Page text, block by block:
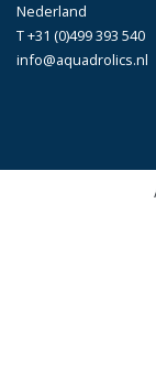
Nederland
T +31 (0)499 393 540
info@aquadrolics.nl